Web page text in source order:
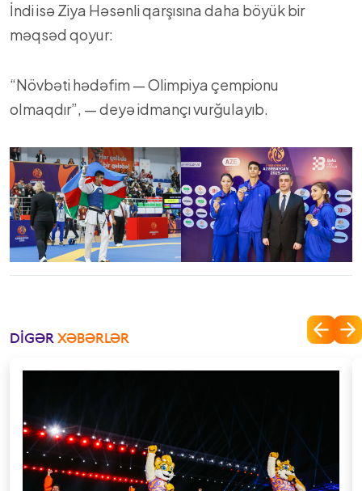
İndi isə Ziya Həsənli qarşısına daha böyük bir
məqsəd qoyur:
“Növbəti hədəfim — Olimpiya çempionu
olmaqdır”, — deyə idmançı vurğulayıb.
DIGƏRXƏBƏRLƏR